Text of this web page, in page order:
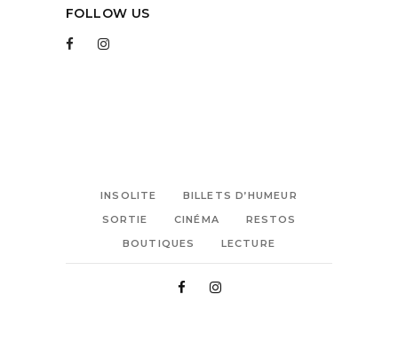
FOLLOW US
INSOLITE
BILLETS D’HUMEUR
SORTIE
CINÉMA
RESTOS
BOUTIQUES
LECTURE